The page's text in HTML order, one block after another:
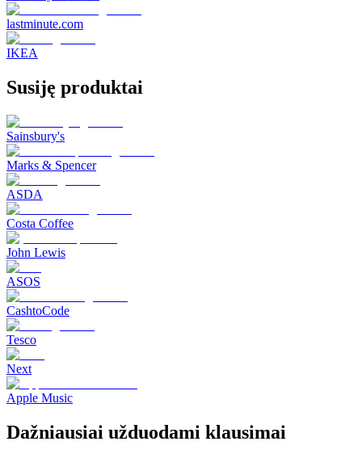
lastminute.com
IKEA
Susiję produktai
Sainsbury's
Marks & Spencer
ASDA
Costa Coffee
John Lewis
ASOS
CashtoCode
Tesco
Next
Apple Music
Dažniausiai užduodami klausimai